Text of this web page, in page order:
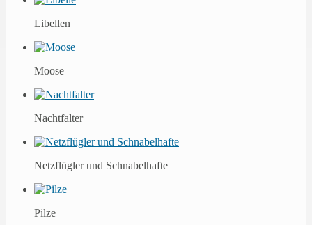
Libellen
Moose
Nachtfalter
Netzflügler und Schnabelhafte
Pilze